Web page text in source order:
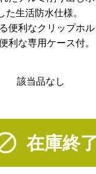
た生活防水仕様。
便利なクリップホル
利な専用ケース付。
該当品なし
在庫終了